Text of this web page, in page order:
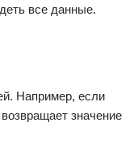
все данные.
Например, если
значение